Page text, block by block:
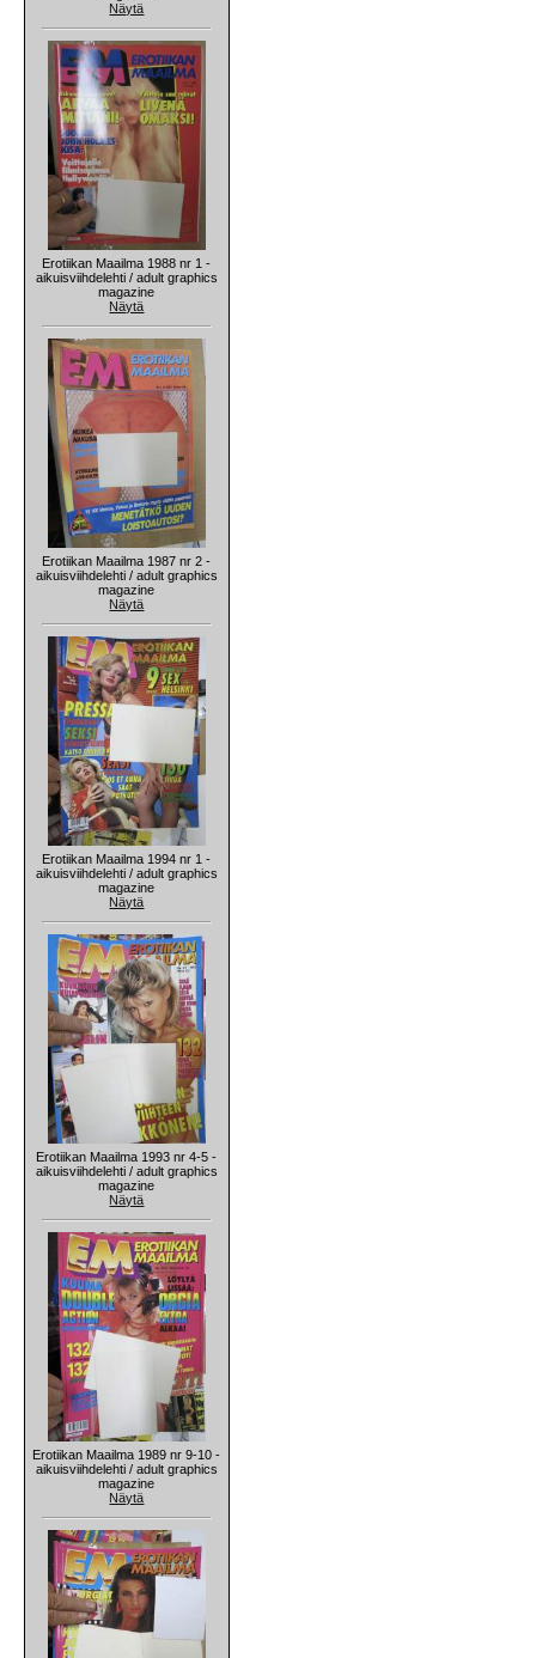
Näytä
Erotiikan Maailma 1988 nr 1 -
aikuisviihdelehti / adult graphics
magazine
Näytä
Erotiikan Maailma 1987 nr 2 -
aikuisviihdelehti / adult graphics
magazine
Näytä
Erotiikan Maailma 1994 nr 1 -
aikuisviihdelehti / adult graphics
magazine
Näytä
Erotiikan Maailma 1993 nr 4-5 -
aikuisviihdelehti / adult graphics
magazine
Näytä
Erotiikan Maailma 1989 nr 9-10 -
aikuisviihdelehti / adult graphics
magazine
Näytä